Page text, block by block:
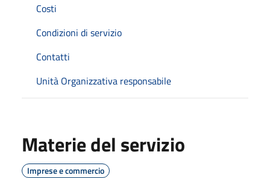
Costi
Condizioni di servizio
Contatti
Unità Organizzativa responsabile
Materie del servizio
Imprese e commercio